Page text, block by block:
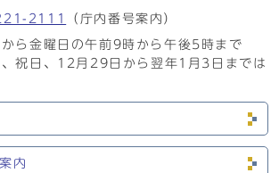
2111
（庁内番号案内）
ら金曜日の午前9時から午後5時まで
、祝日、12月29日から翌年1月3日までは
内